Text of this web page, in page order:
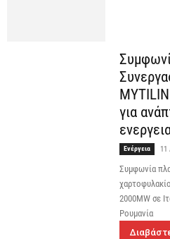
για
Ενέργεια 11
Συμφωνία
2000MW σε
Ρουμανία